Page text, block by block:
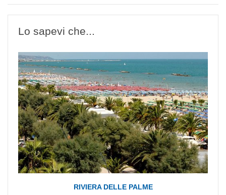
Lo sapevi che...
RIVIERA DELLE PALME